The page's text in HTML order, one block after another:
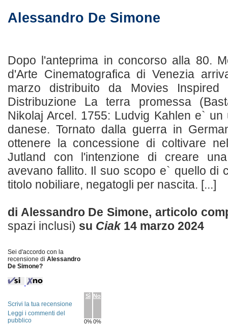
Alessandro De Simone
Dopo l'anteprima in concorso alla 80.
d'Arte Cinematografica di Venezia
marzo distribuito da Movies Inspired
Distribuzione La terra promessa
Nikolaj Arcel. 1755: Ludvig Kahlen e` un
danese. Tornato dalla guerra in
ottenere la concessione di coltivare
Jutland con l'intenzione di creare
avevano fallito. Il suo scopo e` quello di
titolo nobiliare, negatogli per nascita. [...]
di Alessandro De Simone, articolo
spazi inclusi) su Ciak14 marzo 2024
Sei d'accordo con la
recensione di Alessandro
De Simone?
Sì
0%
No
0%
Scrivi la tua recensione
Leggi i commenti del
pubblico